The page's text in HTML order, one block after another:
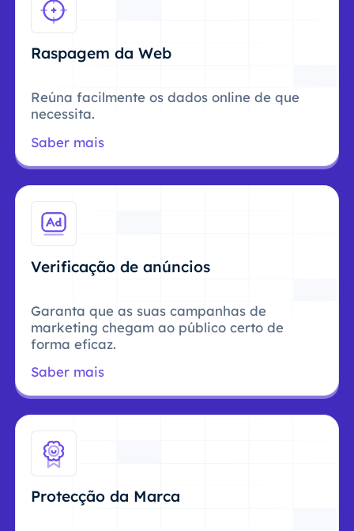
Raspagem da Web
Reúna facilmente os dados online de que
necessita.
Saber mais
Verificação de anúncios
Garanta que as suas campanhas de
marketing chegam ao público certo de
forma eficaz.
Saber mais
Protecção da Marca